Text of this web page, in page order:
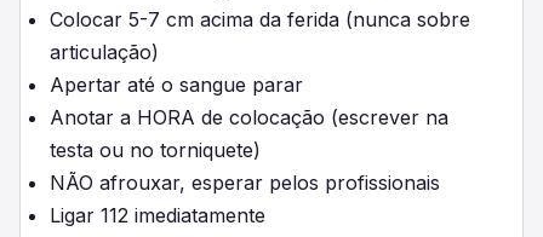
Colocar 5-7 cm acima da ferida (nunca sobre
articulação)
Apertar até o sangue parar
Anotar a HORA de colocação (escrever na
testa ou no torniquete)
NÃO afrouxar, esperar pelos profissionais
Ligar 112 imediatamente